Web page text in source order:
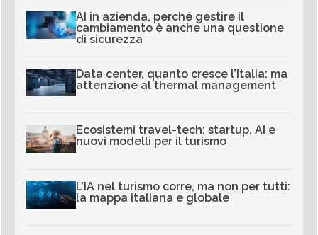
AI in azienda, perché gestire il
cambiamento è anche una questione
di sicurezza
Data center, quanto cresce l’Italia: ma
attenzione al thermal management
Ecosistemi travel-tech: startup, AI e
nuovi modelli per il turismo
L’IA nel turismo corre, ma non per tutti:
la mappa italiana e globale